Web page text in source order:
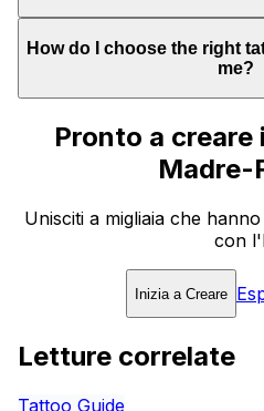
How do I choose the right
me?
Pronto a creare
Madre-
Unisciti a migliaia che
con
Inizia a Creare
Letture correlate
Tattoo Guide